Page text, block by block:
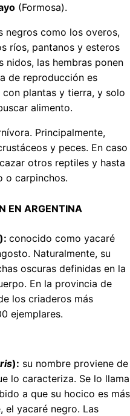
(Formosa).
negros como los overos,
ríos, pantanos y esteros
nidos, las hembras ponen
de reproducción es
plantas y tierra, y solo
alimento.
Principalmente,
y peces. En caso
otros reptiles y hasta
o carpinchos.
EN ARGENTINA
): conocido como yacaré
Naturalmente, su
oscuras definidas en la
En la provincia de
los criaderos más
ejemplares.
): su nombre proviene de
lo caracteriza. Se lo llama
a que su hocico es más
el yacaré negro. Las